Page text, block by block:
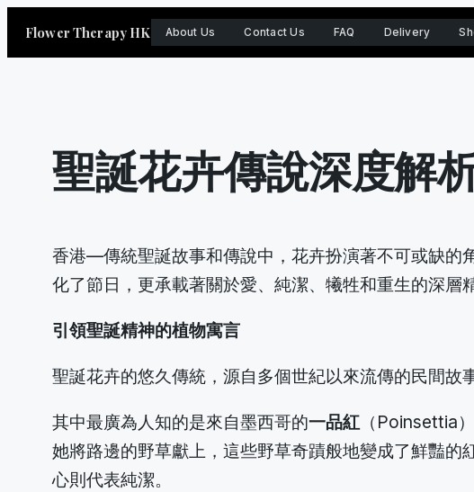
Flower Therapy HK About Us Contact Us FAQ Delivery
聖誕花卉傳說深度解
香港—傳統聖誕故事和傳說中，花卉扮演著不可或缺的
化了節日，更承載著關於愛、純潔、犧牲和重生的深層
引領聖誕精神的植物寓言
聖誕花卉的悠久傳統，源自多個世紀以來流傳的民間故
其中最廣為人知的是來自墨西哥的一品紅 （Poinsettia
她將路邊的野草獻上，這些野草奇蹟般地變成了鮮豔
心則代表純潔。